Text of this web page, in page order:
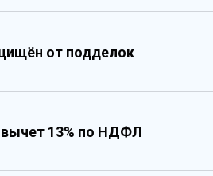
от подделок
реестровыми номерами
13% по НДФЛ